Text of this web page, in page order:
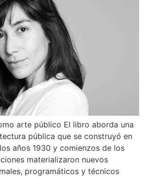
arte público El libro aborda una
pública que se construyó en
años 1930 y comienzos de los
materializaron nuevos
programáticos y técnicos